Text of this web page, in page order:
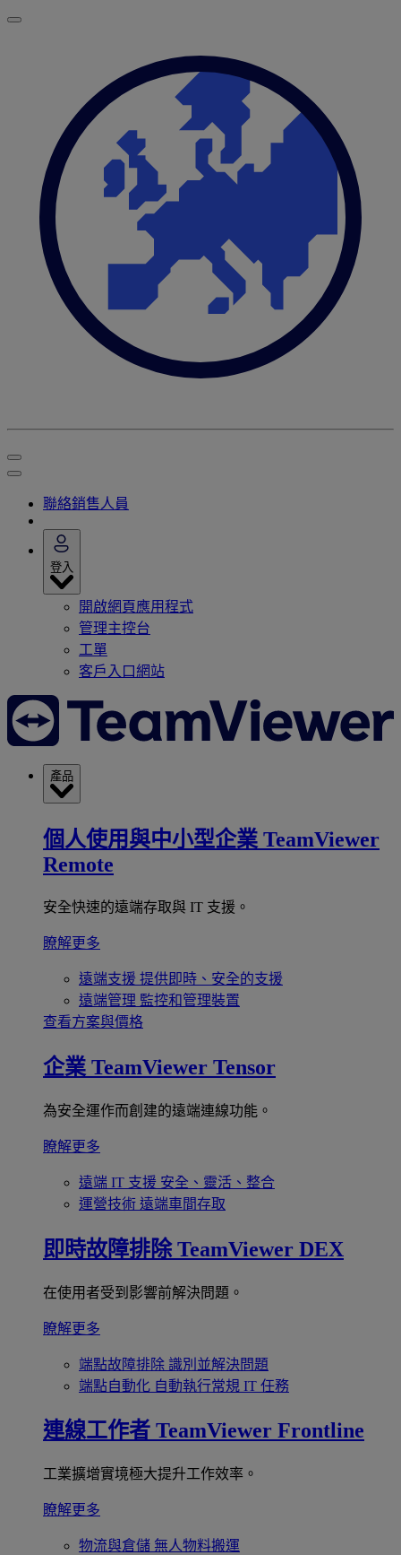
聯絡銷售人員
登入
開啟網頁應用程式
管理主控台
工單
客戶入口網站
產品
個人使用與中小型企業 TeamViewer
Remote
安全快速的遠端存取與 IT 支援。
瞭解更多
遠端支援 提供即時、安全的支援
遠端管理 監控和管理裝置
查看方案與價格
企業 TeamViewer Tensor
為安全運作而創建的遠端連線功能。
瞭解更多
遠端 IT 支援 安全、靈活、整合
運營技術 遠端車間存取
即時故障排除 TeamViewer DEX
在使用者受到影響前解決問題。
瞭解更多
端點故障排除 識別並解決問題
端點自動化 自動執行常規 IT 任務
連線工作者 TeamViewer Frontline
工業擴增實境極大提升工作效率。
瞭解更多
物流與倉儲 無人物料搬運